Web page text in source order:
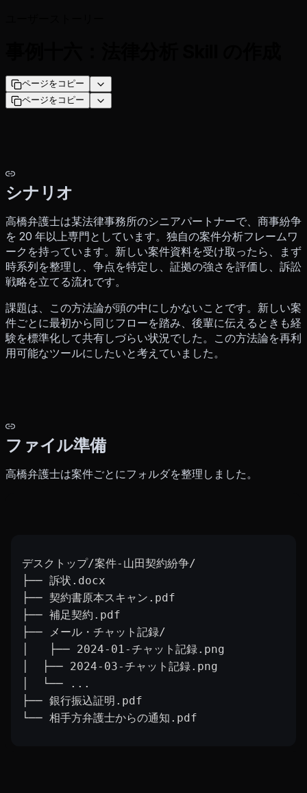
ページをコピー
ページをコピー
シナリオ
高橋弁護士は某法律事務所のシニアパートナーで、商事紛争
を 20 年以上専門としています。独自の案件分析フレームワ
ークを持っています。新しい案件資料を受け取ったら、まず
時系列を整理し、争点を特定し、証拠の強さを評価し、訴訟
戦略を立てる流れです。
課題は、この方法論が頭の中にしかないことです。新しい案
件ごとに最初から同じフローを踏み、後輩に伝えるときも経
験を標準化して共有しづらい状況でした。この方法論を再利
用可能なツールにしたいと考えていました。
ファイル準備
高橋弁護士は案件ごとにフォルダを整理しました。
デスクトップ/案件-山田契約紛争/
├── 訴状.docx
├── 契約書原本スキャン.pdf
├── 補足契約.pdf
├── メール・チャット記録/
│   ├── 2024-01-チャット記録.png
│  ├── 2024-03-チャット記録.png
│  └── ...
├── 銀行振込証明.pdf
└── 相手方弁護士からの通知.pdf